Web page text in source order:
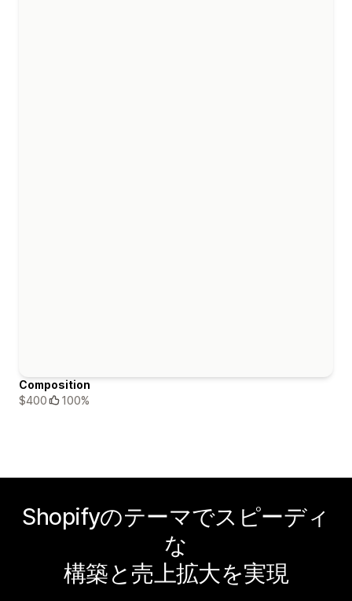
Composition
$400
100%
Shopifyのテーマでスピーディ
な
構築と売上拡大を実現